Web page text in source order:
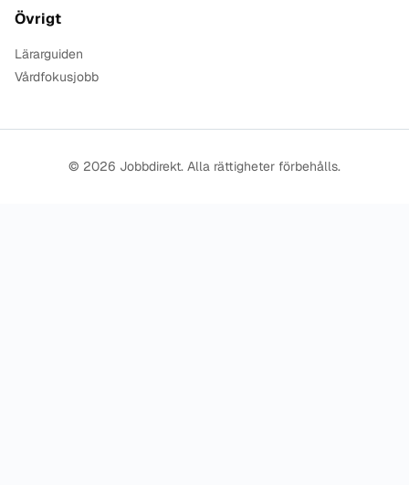
Övrigt
Lärarguiden
Vårdfokusjobb
© 2026 Jobbdirekt. Alla rättigheter förbehålls.